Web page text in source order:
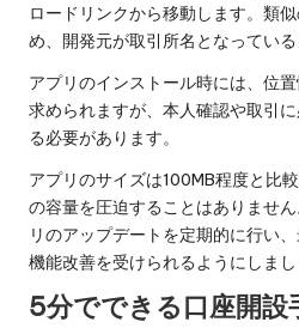
ロードリンクから移動します。類
め、開発元が取引所名となっている
アプリのインストール時には、位
求められますが、本人確認や取引
る必要があります。
アプリのサイズは100MB程度と比
の容量を圧迫することはありませ
リのアップデートを定期的に行い
機能改善を受けられるようにしまし
5分でできる口座開設